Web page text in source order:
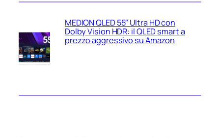
MEDION QLED 55″ Ultra HD con
Dolby Vision HDR: il QLED smart a
prezzo aggressivo su Amazon